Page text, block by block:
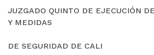
JUZGADO QUINTO DE EJECUCIÓN
Y MEDIDAS
DE SEGURIDAD DE CALI